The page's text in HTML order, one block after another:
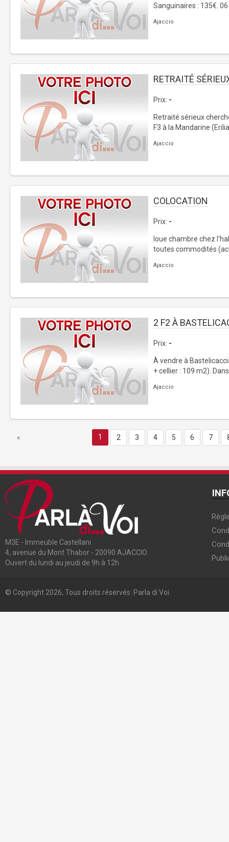
Sanguinaires : 135€.
Ajaccio
RETRAITÉ
Prix: -
Retraité sérieux
F3 à la Mandarine
Ajaccio
COLOCATION
Prix: -
loue chambre chez
toutes commodités
Ajaccio
2 F2 À
Prix: -
À vendre à
+ cellier : 109 m2).
Ajaccio
« 1 2 3 4 5 6 7
M3E - Immeuble Castellani
4, avenue du Mont Thabor - 20090 AJACCIO
Ouvert du lundi au jeudi de 9h à 12h
© Copyright 2026, Tous droits réservés. Parla di Voi